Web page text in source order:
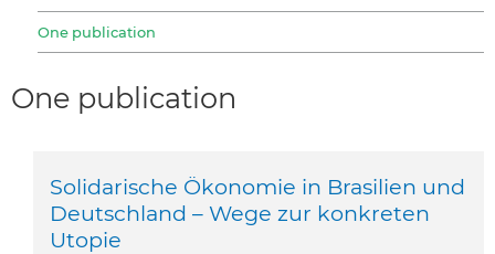
One publication
One publication
Solidarische Ökonomie in Brasilien und
Deutschland – Wege zur konkreten
Utopie